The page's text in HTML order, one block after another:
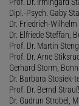
Dipl.-Psych. Gaby
Dr. Friedrich-Wilhelm
Dr. Elfriede Steffan,
Prof. Dr. Martin
Prof. Dr. Arne
Gerhard Storm, Bonn
Dr. Barbara Stosiek-
Prof. Dr. Bernd
Dr. Gudrun Strobel,